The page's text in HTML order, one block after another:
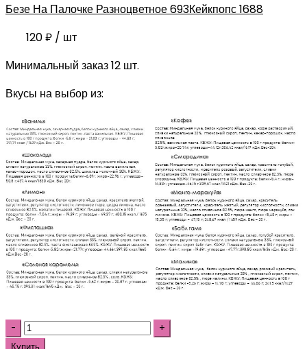
Безе На Палочке Разноцветное 693Кейкпопс 1688
120₽ / шт
Минимальный заказ 12 шт.
Вкусы на выбор из: